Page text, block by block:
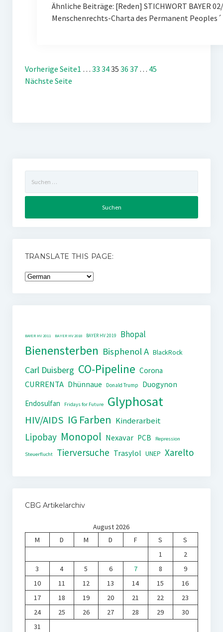
Ähnliche Beiträge: [Reden] STICHWORT BAYER
Menschenrechts-Charta des Permanent
Vorherige Seite1 … 33 3435 36 37 … 45
Nächste Seite
nach:
TRANSLATE THIS PAGE:
BAYER HV 2011 BAYER HV 2018 BAYER HV 2019 Bhopal
Bienensterben Bisphenol A BlackRock
Carl Duisberg CO-Pipeline Corona
CURRENTA Dhünnaue Donald Trump
Duogynon
Endosulfan
Fridays for Future Glyphosat
HIV/AIDS IG Farben Kinderarbeit
Lipobay Monopol Nexavar PCB Repression
Steuerflucht Tierversuche Trasylol UNEP Xarelto
CBG Artikelarchiv
August 2026
M
D M D F S
S
1
2
3
4 5 6 7 8
9
10
11 12 13 14 15
16
17
18 19 20 21 22
23
24
25 26 27 28 29
30
31